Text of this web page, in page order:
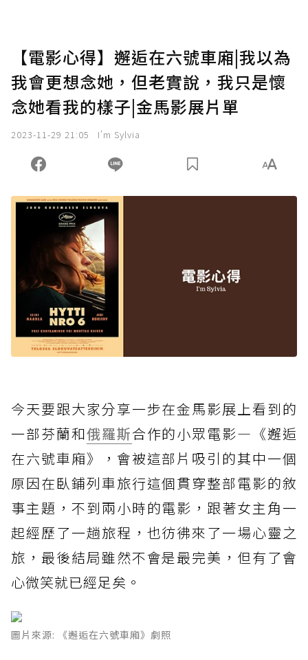
【電影心得】邂逅在六號車廂|我以為
我會更想念她，但老實說，我只是懷
念她看我的樣子|金馬影展片單
2023-11-29 21:05 I'm Sylvia
今天要跟大家分享一步在金馬影展上看到的
一部芬蘭和俄羅斯合作的小眾電影—《邂逅
在六號車廂》，會被這部片吸引的其中一個
原因在臥鋪列車旅行這個貫穿整部電影的敘
事主題，不到兩小時的電影，跟著女主角一
起經歷了一趟旅程，也彷彿來了一場心靈之
旅，最後結局雖然不會是最完美，但有了會
心微笑就已經足矣。
圖片來源: 《邂逅在六號車廂》劇照